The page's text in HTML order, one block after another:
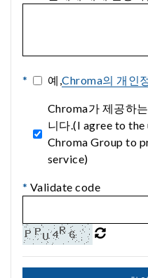
* 예,Chroma의 개인
Chroma가 제공하
니다.(I agree to
Chroma Group to
service)
* Validate code